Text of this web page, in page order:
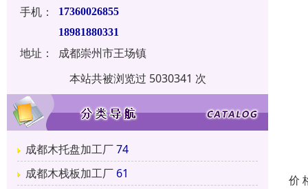
手机：
17360026855
18981880331
地址：
成都崇州市王场镇
本站共被浏览过 5030341 次
成都木托盘加工厂74
成都木栈板加工厂 61
价